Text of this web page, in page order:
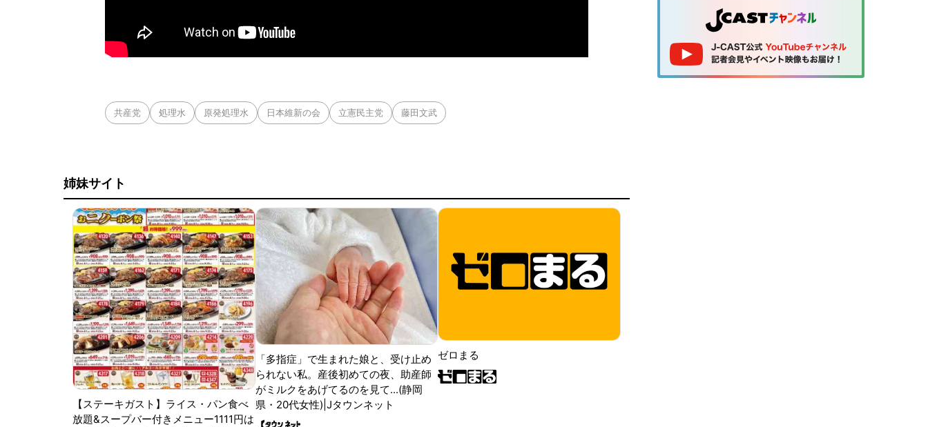
共産党 処理水 原発処理水 日本維新の会 立憲民主党 藤田文武
姉妹サイト
【ステーキガスト】ライス・パン食べ
放題&スープバー付きメニュー1111円は
「多指症」で生まれた娘と、受け止め
られない私。産後初めての夜、助産師
がミルクをあげてるのを見て...(静岡
県・20代女性)|Jタウンネット
ゼロまる